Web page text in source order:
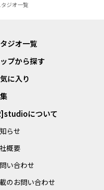
タジオ一覧
ジオ一覧
プから探す
に入り
について
らせ
概要
い合わせ
のお問い合わせ